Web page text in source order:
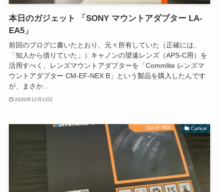
本日のガジェット 「SONY マウントアダプター LA-
EA5」
前回のブログに書いたとおり、元々所有していた（正確には、
「知人から借りていた」）キャノンの望遠レンズ（APS-C用）を
活用すべく、レンズマウントアダプターを「Commlite レンズマ
ウントアダプター CM-EF-NEX B」という製品を購入したんです
が、まさか...
2020年12月13日
Camera